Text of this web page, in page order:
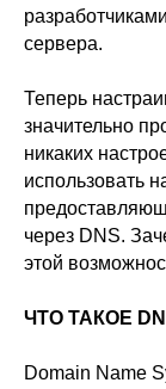
сервера.
Теперь
значительно
никаких
использовать
через DNS.
этой
ЧТО ТАКОЕ
Domain Name